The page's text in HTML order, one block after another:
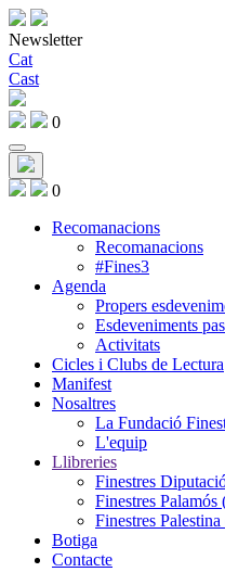
Newsletter
Cat
Cast
0
0
Recomanacions
Recomanacions
#Fines3
Agenda
Propers
Esdeveniments
Activitats
Cicles i Clubs de Lectura
Manifest
Nosaltres
La Fundació
L'equip
Llibreries
Finestres
Finestres Palamós
Finestres Palestina
Botiga
Contacte